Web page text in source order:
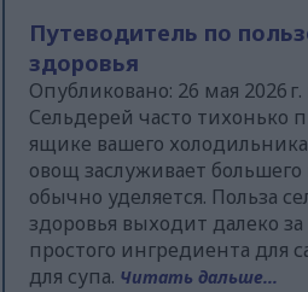
Путеводитель по
здоровья
Опубликовано: 26 мая 2026 г.
Сельдерей часто тихонько
ящике вашего
овощ заслуживает
обычно уделяется. Польза
здоровья выходит далеко
простого ингредиента для
для супа. Читать дальше...